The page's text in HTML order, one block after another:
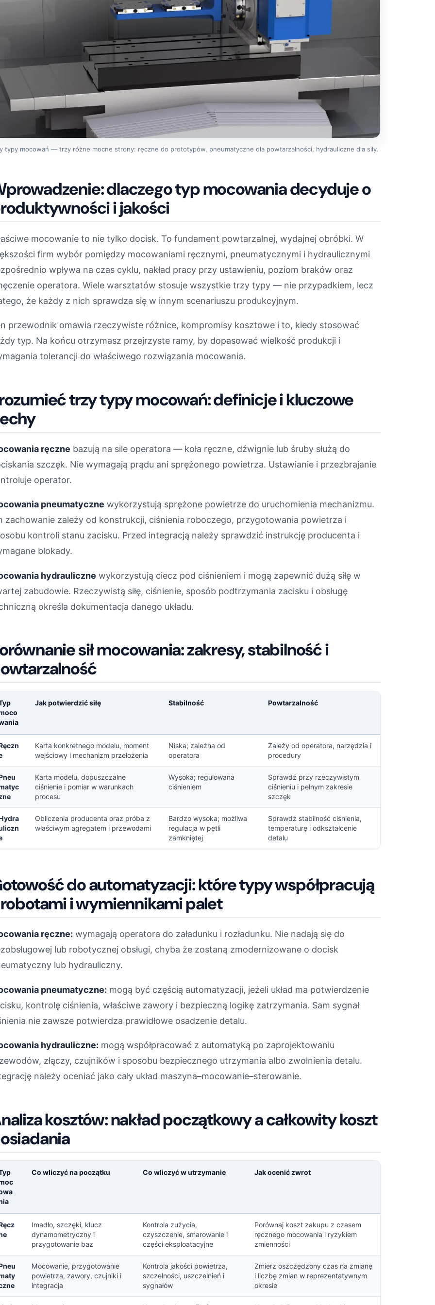
typy mocowań — trzy różne mocne strony: ręczne do prototypów, pneumatyczne dla powtarzalności, hydrauliczne dla siły.
dlaczego typ mocowania decyduje o
i jakości
mocowanie to nie tylko docisk. To fundament powtarzalnej, wydajnej obróbki. W
firm wybór pomiędzy mocowaniami ręcznymi, pneumatycznymi i hydraulicznymi
wpływa na czas cyklu, nakład pracy przy ustawieniu, poziom braków oraz
operatora. Wiele warsztatów stosuje wszystkie trzy typy — nie przypadkiem, lecz
że każdy z nich sprawdza się w innym scenariuszu produkcyjnym.
przewodnik omawia rzeczywiste różnice, kompromisy kosztowe i to, kiedy stosować
typ. Na końcu otrzymasz przejrzyste ramy, by dopasować wielkość produkcji i
tolerancji do właściwego rozwiązania mocowania.
trzy typy mocowań: definicje i kluczowe
ręczne bazują na sile operatora — koła ręczne, dźwignie lub śruby służą do
szczęk. Nie wymagają prądu ani sprężonego powietrza. Ustawianie i przezbrajanie
operator.
pneumatyczne wykorzystują sprężone powietrze do uruchomienia mechanizmu.
zachowanie zależy od konstrukcji, ciśnienia roboczego, przygotowania powietrza i
kontroli stanu zacisku. Przed integracją należy sprawdzić instrukcję producenta i
blokady.
hydrauliczne wykorzystują ciecz pod ciśnieniem i mogą zapewnić dużą siłę w
zabudowie. Rzeczywistą siłę, ciśnienie, sposób podtrzymania zacisku i obsługę
określa dokumentacja danego układu.
sił mocowania: zakresy, stabilność i
Jak potwierdzić siłę Stabilność Powtarzalność
Karta konkretnego modelu, moment
wejściowy i mechanizm przełożenia
Niska; zależna od
operatora
Zależy od operatora, narzędzia i
procedury
Karta modelu, dopuszczalne
ciśnienie i pomiar w warunkach
procesu
Wysoka; regulowana
ciśnieniem
Sprawdź przy rzeczywistym
ciśnieniu i pełnym zakresie
szczęk
Obliczenia producenta oraz próba z
właściwym agregatem i przewodami
Bardzo wysoka; możliwa
regulacja w pętli
zamkniętej
Sprawdź stabilność ciśnienia,
temperaturę i odkształcenie
detalu
do automatyzacji: które typy współpracują
i wymiennikami palet
ręczne: wymagają operatora do załadunku i rozładunku. Nie nadają się do
lub robotycznej obsługi, chyba że zostaną zmodernizowane o docisk
lub hydrauliczny.
pneumatyczne: mogą być częścią automatyzacji, jeżeli układ ma potwierdzenie
kontrolę ciśnienia, właściwe zawory i bezpieczną logikę zatrzymania. Sam sygnał
nie zawsze potwierdza prawidłowe osadzenie detalu.
hydrauliczne: mogą współpracować z automatyką po zaprojektowaniu
złączy, czujników i sposobu bezpiecznego utrzymania albo zwolnienia detalu.
należy oceniać jako cały układ maszyna–mocowanie–sterowanie.
kosztów: nakład początkowy a całkowity koszt
Co wliczyć na początku Co wliczyć w utrzymanie Jak ocenić zwrot
Imadło, szczęki, klucz
dynamometryczny i
przygotowanie baz
Kontrola zużycia,
czyszczenie, smarowanie i
części eksploatacyjne
Porównaj koszt zakupu z czasem
ręcznego mocowania i ryzykiem
zmienności
Mocowanie, przygotowanie
powietrza, zawory, czujniki i
integracja
Kontrola jakości powietrza,
szczelności, uszczelnień i
sygnałów
Zmierz oszczędzony czas na zmianę
i liczbę zmian w reprezentatywnym
okresie